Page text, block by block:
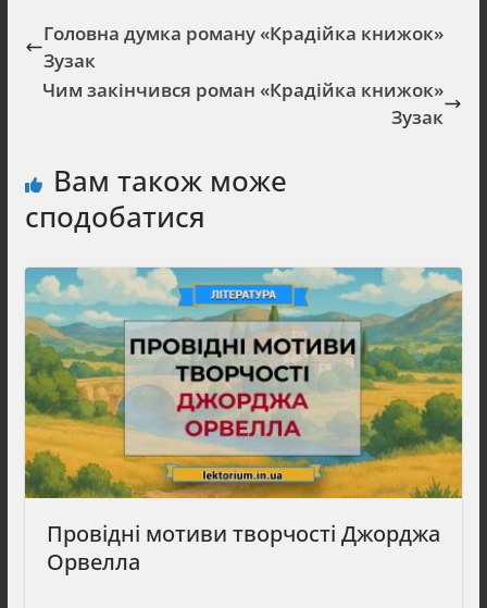
Головна думка роману «Крадійка книжок»
Зузак
Чим закінчився роман «Крадійка книжок»
Зузак
Вам також може
сподобатися
Провідні мотиви творчості Джорджа
Орвелла